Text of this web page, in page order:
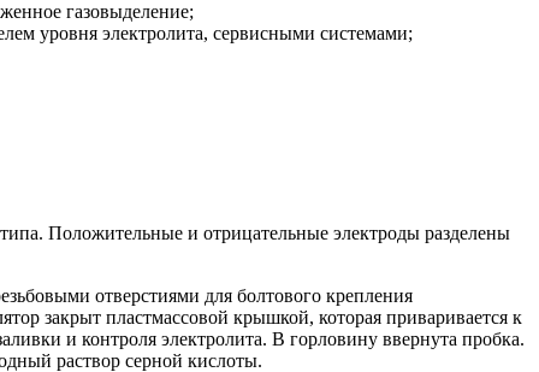
газовыделение;
уровня электролита, сервисными системами;
Положительные и отрицательные электроды разделены
отверстиями для болтового крепления
закрыт пластмассовой крышкой, которая приваривается к
и контроля электролита. В горловину ввернута пробка.
раствор серной кислоты.